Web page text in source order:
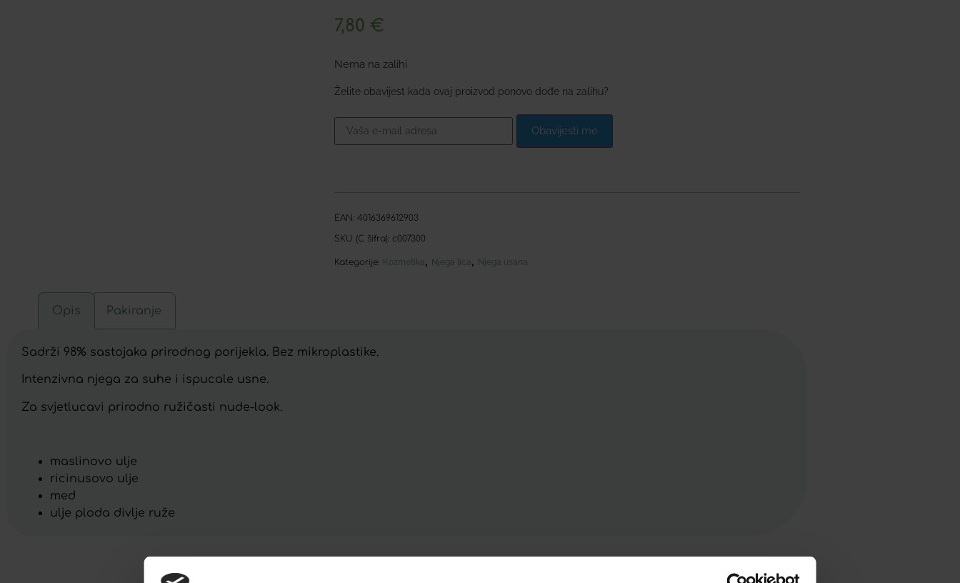
7,80 €
Nema na zalihi
Želite obavijest kada ovaj proizvod ponovo dođe na zalihu?
Obavijesti me
EAN: 4016369612903
SKU (C šifra): c007300
Kategorije: Kozmetika, Njega lica, Njega usana
Opis Pakiranje
Sadrži 98% sastojaka prirodnog porijekla. Bez mikroplastike.
Intenzivna njega za suhe i ispucale usne.
Za svjetlucavi prirodno ružičasti nude-look.
maslinovo ulje
ricinusovo ulje
med
ulje ploda divlje ruže